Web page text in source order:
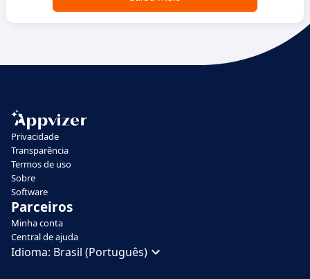
Privacidade
Transparência
Termos de uso
Sobre
Software
Parceiros
Minha conta
Central de ajuda
Idioma: Brasil (Português)